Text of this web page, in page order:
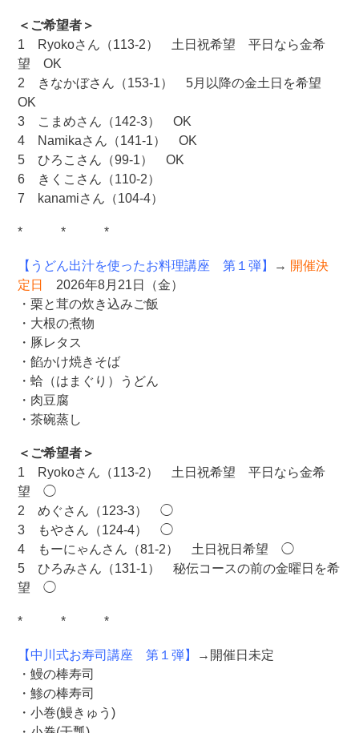
＜ご希望者＞
1 Ryokoさん（113-2） 土日祝希望 平日なら金希
望 OK
2 きなかぼさん（153-1） 5月以降の金土日を希望
OK
3 こまめさん（142-3） OK
4 Namikaさん（141-1） OK
5 ひろこさん（99-1） OK
6 きくこさん（110-2）
7 kanamiさん（104-4）
* * *
【うどん出汁を使ったお料理講座 第１弾】 → 開催決
定日 2026年8月21日（金）
・栗と茸の炊き込みご飯
・大根の煮物
・豚レタス
・餡かけ焼きそば
・蛤（はまぐり）うどん
・肉豆腐
・茶碗蒸し
＜ご希望者＞
1 Ryokoさん（113-2） 土日祝希望 平日なら金希
望 ◯
2 めぐさん（123-3） ◯
3 もやさん（124-4） ◯
4 もーにゃんさん（81-2） 土日祝日希望 ◯
5 ひろみさん（131-1） 秘伝コースの前の金曜日を希
望 ◯
* * *
【中川式お寿司講座 第１弾】
→開催日未定
・鰻の棒寿司
・鯵の棒寿司
・小巻(鰻きゅう)